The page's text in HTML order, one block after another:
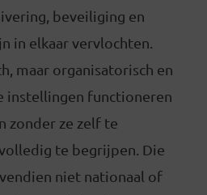
beveiliging en
in elkaar vervlochten.
maar organisatorisch en
instellingen functioneren
zonder ze zelf te
te begrijpen. Die
niet nationaal of